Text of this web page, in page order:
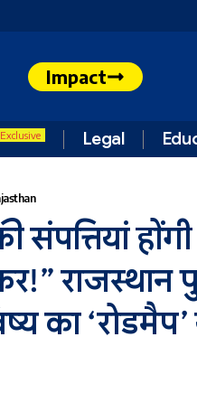
Impact
Exclusive Legal
संपत्तियां
राजस्थान
का